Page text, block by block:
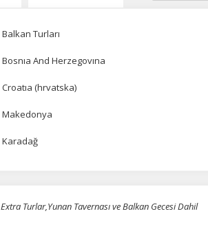
Balkan Turları
Bosnıa And Herzegovına
Croatıa (hrvatska)
Makedonya
Karadağ
Turlar,Yunan Tavernası ve Balkan Gecesi Dahil